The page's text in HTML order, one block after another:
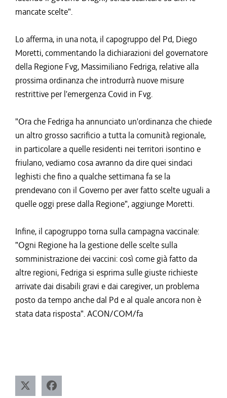
mancate scelte".
Lo afferma, in una nota, il capogruppo del Pd, Diego
Moretti, commentando la dichiarazioni del governatore
della Regione Fvg, Massimiliano Fedriga, relative alla
prossima ordinanza che introdurrà nuove misure
restrittive per l'emergenza Covid in Fvg.
"Ora che Fedriga ha annunciato un'ordinanza che chiede
un altro grosso sacrificio a tutta la comunità regionale,
in particolare a quelle residenti nei territori isontino e
friulano, vediamo cosa avranno da dire quei sindaci
leghisti che fino a qualche settimana fa se la
prendevano con il Governo per aver fatto scelte uguali a
quelle oggi prese dalla Regione", aggiunge Moretti.
Infine, il capogruppo torna sulla campagna vaccinale:
"Ogni Regione ha la gestione delle scelte sulla
somministrazione dei vaccini: così come già fatto da
altre regioni, Fedriga si esprima sulle giuste richieste
arrivate dai disabili gravi e dai caregiver, un problema
posto da tempo anche dal Pd e al quale ancora non è
stata data risposta". ACON/COM/fa